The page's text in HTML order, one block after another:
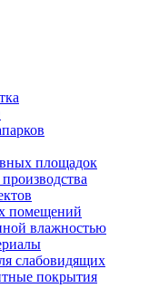
площадок
помещений
влажностью
слабовидящих
покрытия